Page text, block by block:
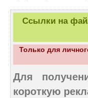
Ссылки на
Только для
Для
короткую